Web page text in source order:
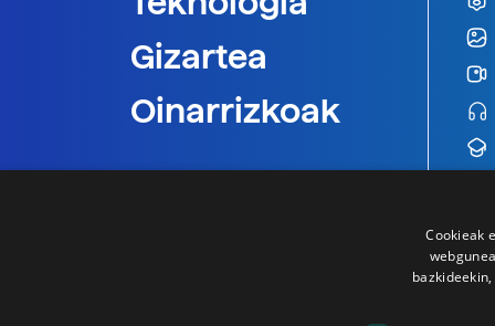
Gizartea
Oinarrizkoak
Cookieak